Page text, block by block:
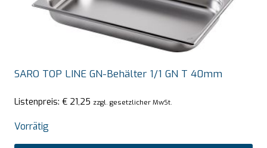
SARO TOP LINE GN-Behälter 1/1 GN T 40mm
Listenpreis: € 21,25 zzgl. gesetzlicher MwSt.
Vorrätig